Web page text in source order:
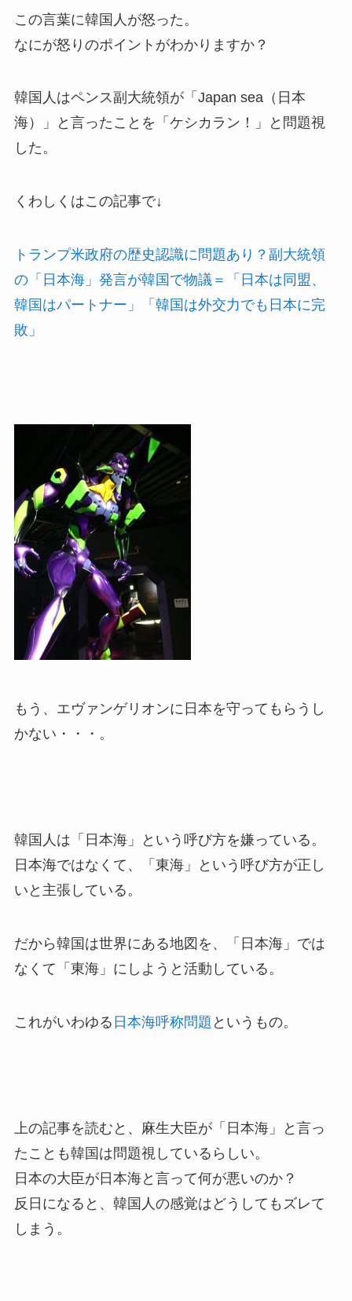
この言葉に韓国人が怒った。
なにが怒りのポイントがわかりますか？
韓国人はペンス副大統領が「Japan sea（日本
海）」と言ったことを「ケシカラン！」と問題視
した。
くわしくはこの記事で↓
トランプ米政府の歴史認識に問題あり？副大統領
の「日本海」発言が韓国で物議＝「日本は同盟、
韓国はパートナー」「韓国は外交力でも日本に完
敗」
もう、エヴァンゲリオンに日本を守ってもらうし
かない・・・。
韓国人は「日本海」という呼び方を嫌っている。
日本海ではなくて、「東海」という呼び方が正し
いと主張している。
だから韓国は世界にある地図を、「日本海」では
なくて「東海」にしようと活動している。
これがいわゆる 日本海呼称問題 というもの。
上の記事を読むと、麻生大臣が「日本海」と言っ
たことも韓国は問題視しているらしい。
日本の大臣が日本海と言って何が悪いのか？
反日になると、韓国人の感覚はどうしてもズレて
しまう。